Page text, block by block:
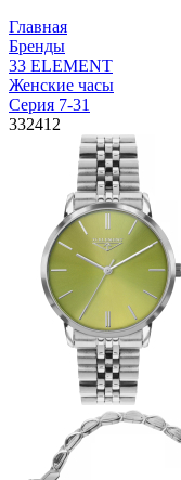
Главная
Бренды
33 ELEMENT
Женские часы
Серия 7-31
332412